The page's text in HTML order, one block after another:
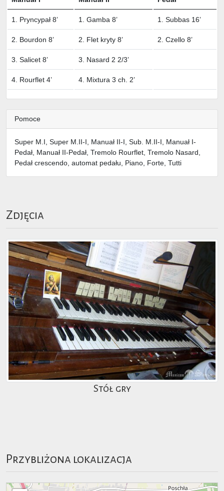
1. Pryncypał 8’ 1. Gamba 8’ 1. Subbas 16’
2. Bourdon 8’ 2. Flet kryty 8’ 2. Czello 8’
3. Salicet 8’ 3. Nasard 2 2/3’
4. Rourflet 4’ 4. Mixtura 3 ch. 2’
Pomoce
Super M.I, Super M.II-I, Manuał II-I, Sub. M.II-I, Manuał I-
Pedał, Manuał II-Pedał, Tremolo Rourflet, Tremolo Nasard,
Pedał crescendo, automat pedału, Piano, Forte, Tutti
Zdjęcia
Stół gry
Przybliżona lokalizacja